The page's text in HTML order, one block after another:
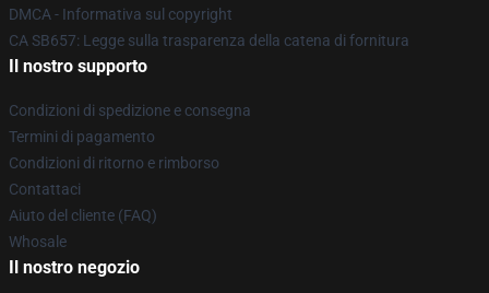
DMCA - Informativa sul copyright
CA SB657: Legge sulla trasparenza della catena di fornitura
Il nostro supporto
Condizioni di spedizione e consegna
Termini di pagamento
Condizioni di ritorno e rimborso
Contattaci
Aiuto del cliente (FAQ)
Whosale
Il nostro negozio